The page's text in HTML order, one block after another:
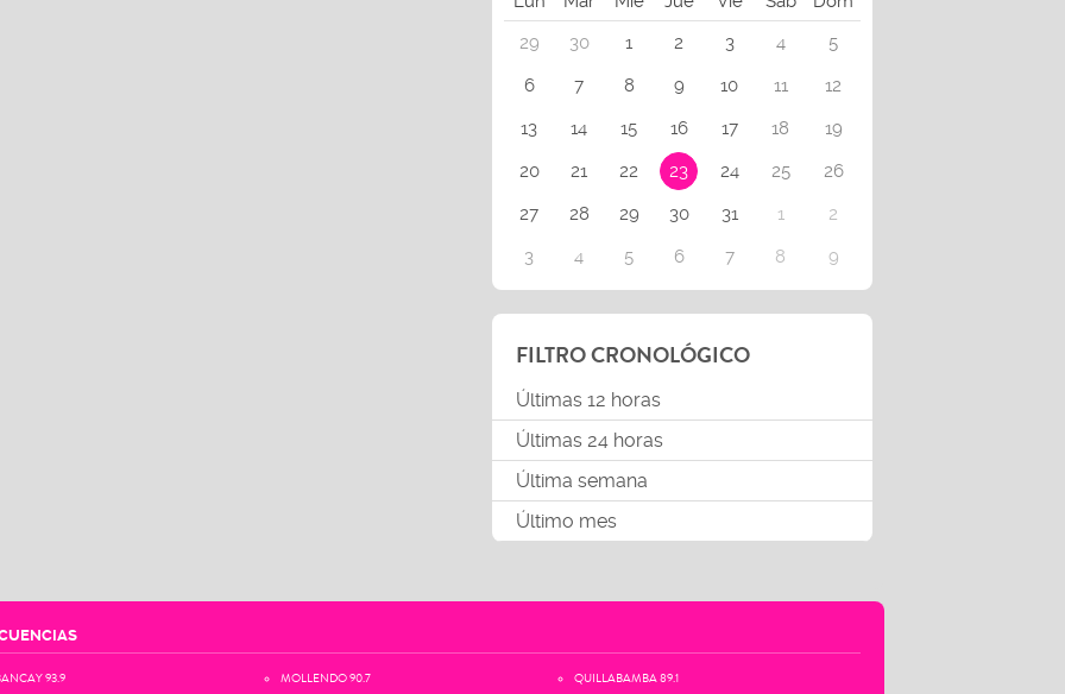
29
30 1 2 3 4
5
6
7 8 9 10 11
12
13
14 15 16 17 18
19
20
21 22 23 24 25
26
27
28 29 30 31 1
2
3
4 5 6 7 8 9
FILTRO CRONOLÓGICO
Últimas 12 horas
Últimas 24 horas
Última semana
Último mes
93.9 MOLLENDO 90.7 QUILLABAMBA 89.1